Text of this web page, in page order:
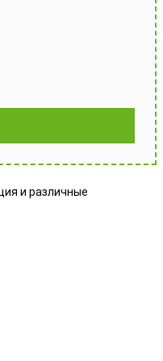
и различные